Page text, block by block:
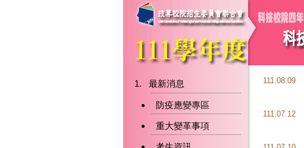
最新消息
防疫應變專區
重大變革事項
111.08.09
111.07.12